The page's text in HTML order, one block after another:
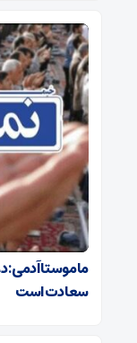
ماموستا آدمی:
سعادت است